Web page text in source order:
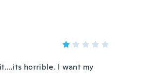
horrible. I want my